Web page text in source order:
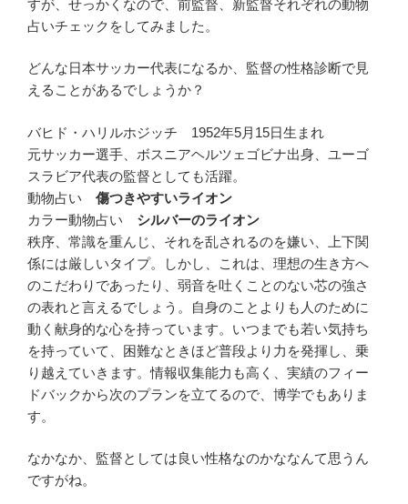
すが、せっかくなので、前監督、新監督それぞれの動物
占いチェックをしてみました。
どんな日本サッカー代表になるか、監督の性格診断で見
えることがあるでしょうか？
バヒド・ハリルホジッチ 1952年5月15日生まれ
元サッカー選手、ボスニアヘルツェゴビナ出身、ユーゴ
スラビア代表の監督としても活躍。
動物占い 傷つきやすいライオン
カラー動物占い シルバーのライオン
秩序、常識を重んじ、それを乱されるのを嫌い、上下関
係には厳しいタイプ。しかし、これは、理想の生き方へ
のこだわりであったり、弱音を吐くことのない芯の強さ
の表れと言えるでしょう。自身のことよりも人のために
動く献身的な心を持っています。いつまでも若い気持ち
を持っていて、困難なときほど普段より力を発揮し、乗
り越えていきます。情報収集能力も高く、実績のフィー
ドバックから次のプランを立てるので、博学でもありま
す。
なかなか、監督としては良い性格なのかななんて思うん
ですがね。